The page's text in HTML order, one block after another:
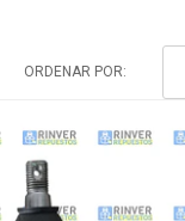
ORDENAR POR: